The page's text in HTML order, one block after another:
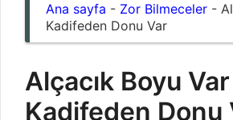
Ana sayfa - Zor Bilmeceler -
Kadifeden Donu Var
Alçacık Boyu Var
Kadifeden Donu